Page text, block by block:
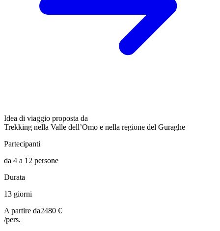
Idea di viaggio proposta da
Trekking nella Valle dell’Omo e nella regione del Guraghe
Partecipanti
da 4 a 12 persone
Durata
13 giorni
A partire da2480 €
/pers.